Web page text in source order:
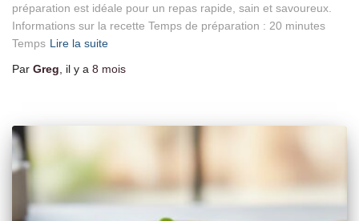
préparation est idéale pour un repas rapide, sain et savoureux.
Informations sur la recette Temps de préparation : 20 minutes
Temps Lire la suite
Par Greg , il y a 8 mois